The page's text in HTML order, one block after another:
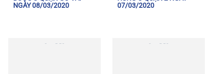
NGÀY 08/03/2020
07/03/2020